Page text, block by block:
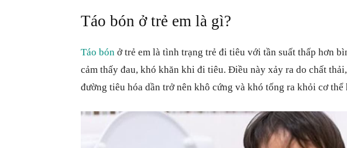
Táo bón ở trẻ em là gì?
Táo bón ở trẻ em là tình trạng trẻ đi tiêu với tần suất thấp hơn
cảm thấy đau, khó khăn khi đi tiêu. Điều này xảy ra do chất
đường tiêu hóa dần trở nên khô cứng và khó tống ra khỏi cơ thể